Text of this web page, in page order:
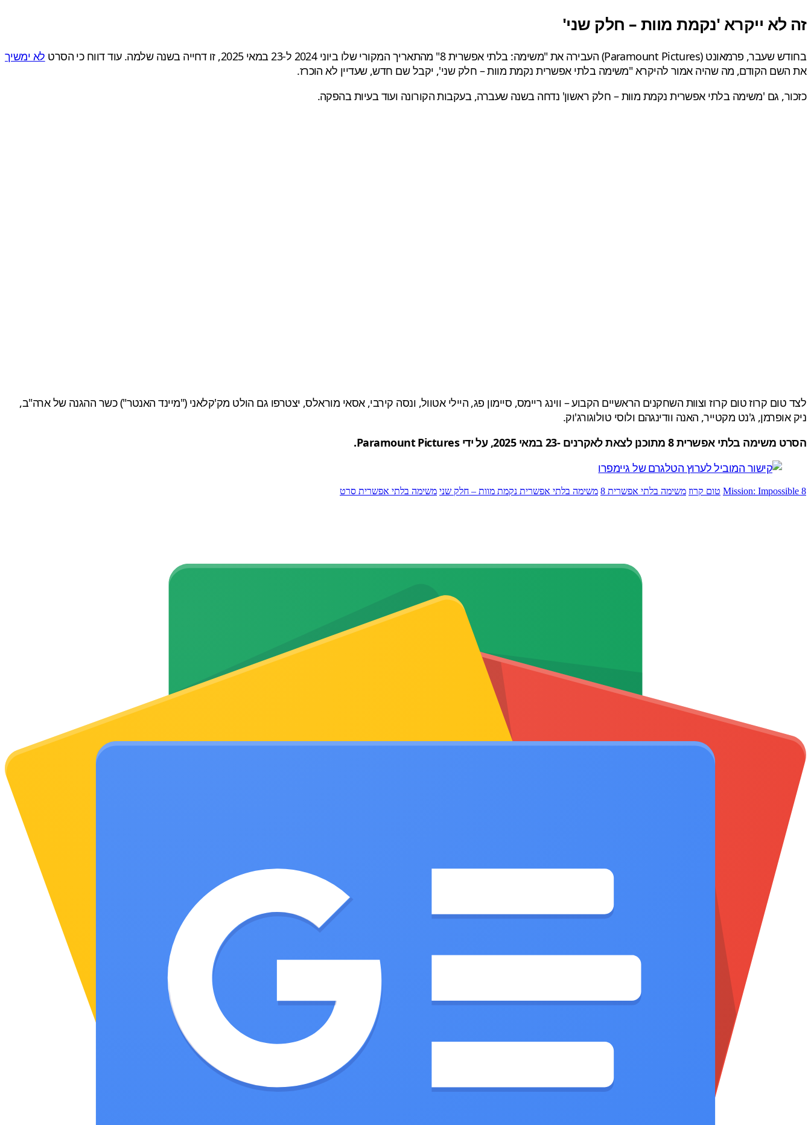
זה לא ייקרא 'נקמת מוות – חלק שני'
בחודש שעבר, פרמאונט (Paramount Pictures) העבירה את "משימה: בלתי אפשרית 8" מהתאריך המקורי שלו ביוני 2024 ל-23 במאי 2025, זו דחייה בשנה שלמה. עוד דווח כי הסרט
לא ימשיך
את השם הקודם, מה שהיה אמור להיקרא "משימה בלתי אפשרית נקמת מוות – חלק שני', יקבל שם חדש, שעדיין לא הוכרז.
כזכור, גם 'משימה בלתי אפשרית נקמת מוות – חלק ראשון' נדחה בשנה שעברה, בעקבות הקורונה ועוד בעיות בהפקה.
לצד טום קרוז טום קרוז וצוות השחקנים הראשיים הקבוע – ווינג ריימס, סיימון פג, היילי אטוול, ונסה קירבי, אסאי מוראלס, יצטרפו גם הולט מק'קלאני ("מיינד האנטר") כשר ההגנה של ארה"ב,
ניק אופרמן, ג'נט מקטייר, האנה וודינגהם ולוסי טולוגורג'וק.
הסרט משימה בלתי אפשרית 8 מתוכנן לצאת לאקרנים -23 במאי 2025, על ידי Paramount Pictures.
Mission: Impossible 8 טום קרוז משימה בלתי אפשרית 8 משימה בלתי אפשרית נקמת מוות – חלק שני משימה בלתי אפשרית סרט